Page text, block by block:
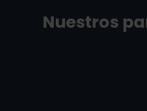
Nuestros